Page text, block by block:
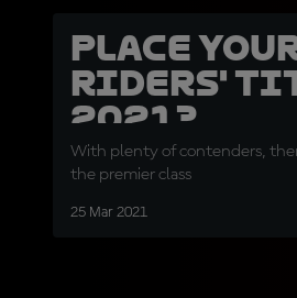
Place
riders'
2021?
With plenty of contenders,
the premier class
25 Mar 2021